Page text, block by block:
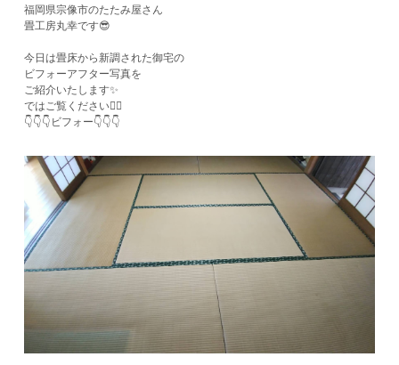
福岡県宗像市のたたみ屋さん
畳工房丸幸です😎
今日は畳床から新調された御宅の
ビフォーアフター写真を
ご紹介いたします✨
ではご覧ください💁‍♀️
​👇👇👇ビフォー👇👇👇